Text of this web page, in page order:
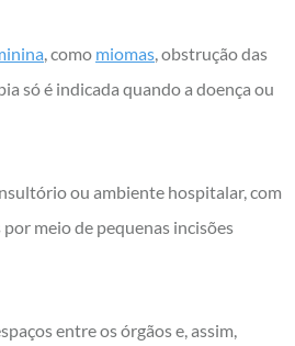
, como miomas, obstrução das
só é indicada quando a doença ou
ou ambiente hospitalar, com
meio de pequenas incisões
entre os órgãos e, assim,